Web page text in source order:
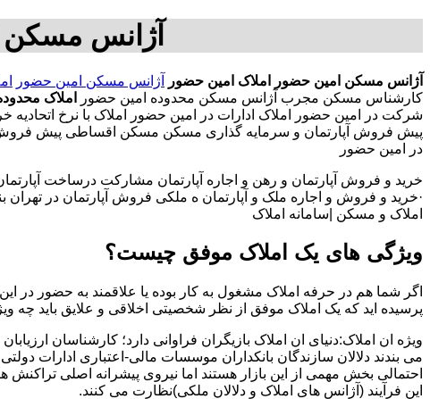
آژانس مسکن
آژانس مسکن امین حضور املاک امین حضور آژانس مسکن امین حضور
کارشناس مسکن مجرب آژانس مسکن محدوده امین حضور
املاک
شرکت در امین حضور املاک ادارات در امین حضور املاک با نرخ اتحادیه
پیش فروش آپارتمان و سرمایه گذاری مسکن مسکن اقساطی پیش فروش
در امین حضور
خرید و فروش آپارتمان و رهن و اجاره آپارتمان مشارکت درساخت
·خرید و فروش و اجاره ملک و آپارتمان ه ملکی فروش آپارتمان در تهران
املاک و مسکن |سامانه املاک
ویژگی های یک املاک موفق چیست؟
اگر شما هم در حرفه املاک مشغول به کار بوده یا علاقمند به حضور در
پرسیده اید که یک املاک موفق از نظر شخصیتی اخلاقی و علایق باید چه
ویژه ان املاک:دنیای ان املاک بازیگران فراوانی دارد؛ کارشناسان
می بندند دلالان سازندگان بانکداران موسسات مالی-اعتباری ادارات
احتمالی بخش مهمی از این بازار هستند اما نیروی پیشرانه اصلی تراکنش
این فرآیند (آژانس های املاک و دلالان ملکی)نظارت می کنند.